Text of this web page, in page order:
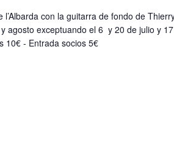
con la guitarra de fondo de
agosto exceptuando el 6 y 20 de julio y
10€ - Entrada socios 5€